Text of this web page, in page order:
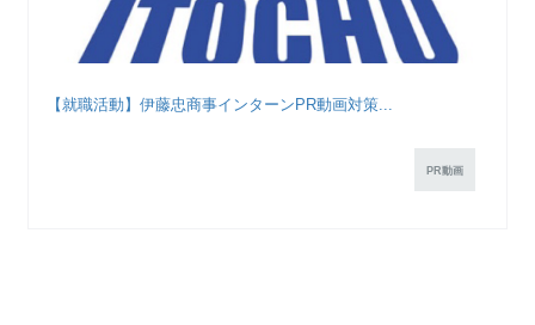
【就職活動】伊藤忠商事インターンPR動画対策...
PR動画